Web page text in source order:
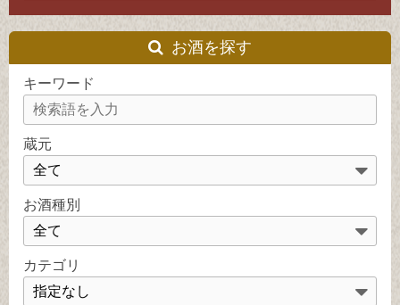
お酒を探す
キーワード
蔵元
お酒種別
カテゴリ